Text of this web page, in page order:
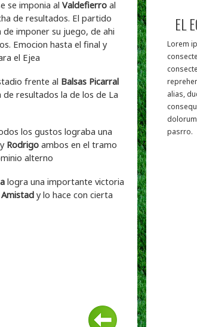
se imponia al Valdefierro al
de resultados. El partido
imponer su juego, de ahi
Emocion hasta el final y
el Ejea
frente al Balsas Picarral
de resultados la de los de La
los gustos lograba una
Rodrigo ambos en el tramo
alterno
logra una importante victoria
Amistad y lo hace con cierta
EL
Lorem
alias,
pasrro.